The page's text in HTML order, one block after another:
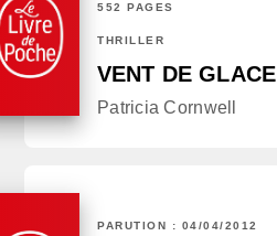
552 PAGES
THRILLER
VENT DE GLACE
Patricia Cornwell
PARUTION : 04/04/2012